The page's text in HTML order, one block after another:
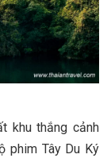
khu thắng cảnh
phim Tây Du Ký